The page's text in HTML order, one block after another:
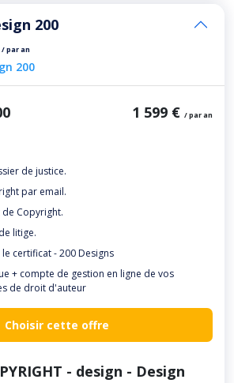
200
/ par an
200
1 599 € / par an
de justice.
par email.
de Copyright.
litige.
certificat - 200 Designs
+ compte de gestion en ligne de vos
de droit d'auteur
Choisir cette offre
- design - Design